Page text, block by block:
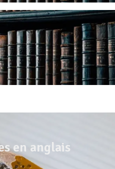
en anglais